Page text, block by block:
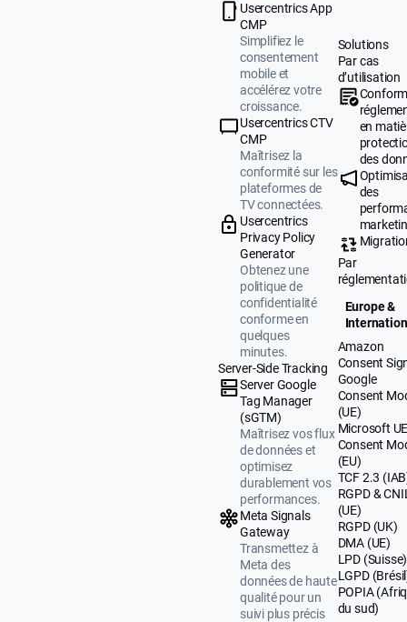
Usercentrics App
CMP
Simplifiez le
consentement
mobile et
accélérez votre
croissance.
Usercentrics CTV
CMP
Maîtrisez la
conformité sur les
plateformes de
TV connectées.
Usercentrics
Privacy Policy
Generator
Obtenez une
politique de
confidentialité
conforme en
quelques
minutes.
Server-Side Tracking
Server Google
Tag Manager
(sGTM)
Maîtrisez vos flux
de données et
optimisez
durablement vos
performances.
Meta Signals
Gateway
Transmettez à
Meta des
données de haute
qualité pour un
suivi plus précis
Solutions
Par cas
d’utilisation
en
des
des
Par
Europe &
Amazon
Consent
Google
Consent
(UE)
Microsoft
Consent
(EU)
TCF 2.3
RGPD &
(UE)
RGPD (UK)
DMA (UE)
LPD (Suisse)
LGPD
POPIA
du sud)